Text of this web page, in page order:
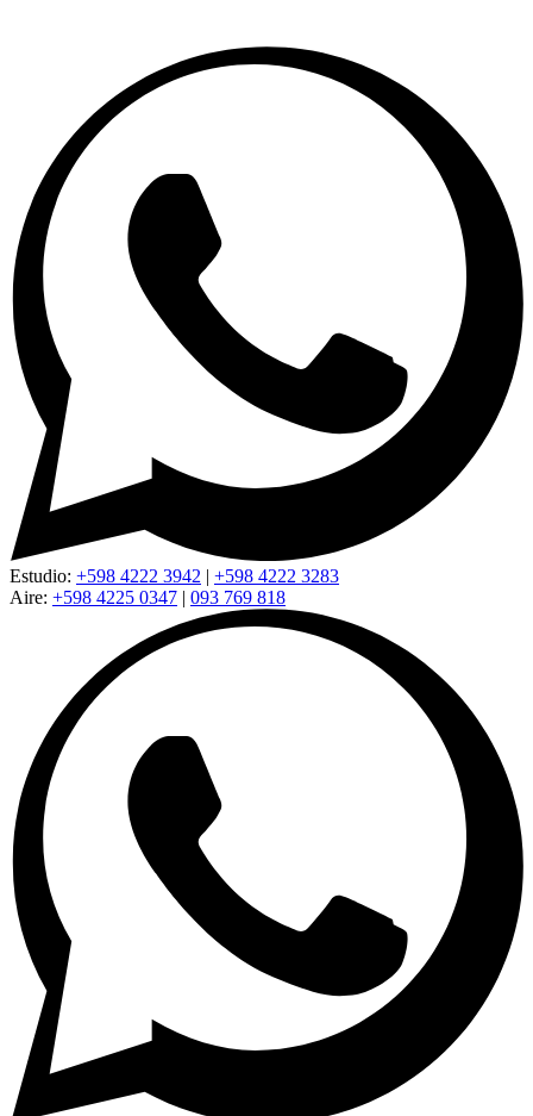
Estudio: +598 4222 3942 | +598 4222 3283
Aire: +598 4225 0347 | 093 769 818